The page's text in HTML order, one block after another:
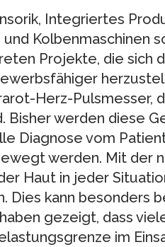
Integriertes
Kolbenmaschinen
Projekte, die sich
Herz-Pulsmesser,
werden diese
Diagnose vom
werden. Mit der
Haut in jeder
Dies kann besonders
gezeigt, dass
im